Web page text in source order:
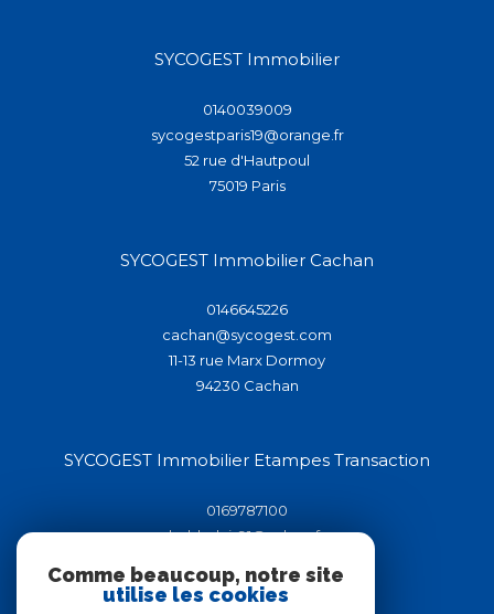
SYCOGEST Immobilier
0140039009
sycogestparis19@orange.fr
52 rue d'Hautpoul
75019
paris
SYCOGEST Immobilier Cachan
0146645226
cachan@sycogest.com
11-13 rue Marx Dormoy
94230
cachan
SYCOGEST Immobilier Etampes Transaction
0169787100
helderluis91@yahoo.fr
91150
étampes
Comme beaucoup, notre site
utilise les cookies